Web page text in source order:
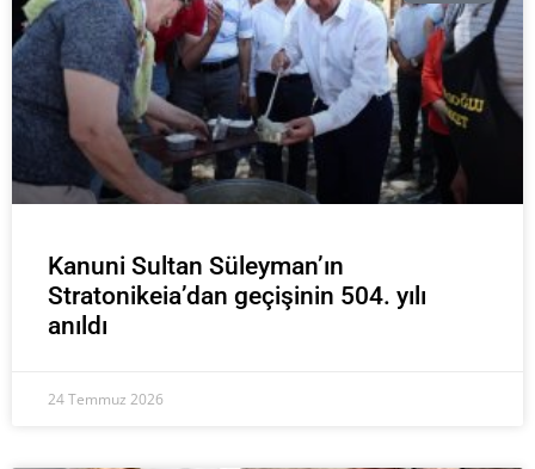
Kanuni Sultan Süleyman’ın
Stratonikeia’dan geçişinin 504. yılı
anıldı
24 Temmuz 2026